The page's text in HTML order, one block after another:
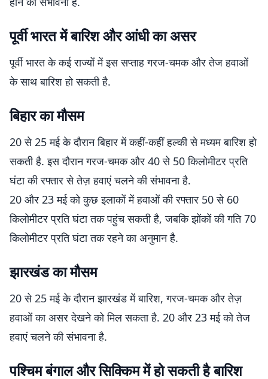
पूर्वी भारत में बारिश और आंधी का असर
पूर्वी भारत के कई राज्यों में इस सप्ताह गरज-चमक और तेज हवाओं
के साथ बारिश हो सकती है.
बिहार का मौसम
20 से 25 मई के दौरान बिहार में कहीं-कहीं हल्की से मध्यम बारिश हो
सकती है. इस दौरान गरज-चमक और 40 से 50 किलोमीटर प्रति
घंटा की रफ्तार से तेज़ हवाएं चलने की संभावना है.
20 और 23 मई को कुछ इलाकों में हवाओं की रफ्तार 50 से 60
किलोमीटर प्रति घंटा तक पहुंच सकती है, जबकि झोंकों की गति 70
किलोमीटर प्रति घंटा तक रहने का अनुमान है.
झारखंड का मौसम
20 से 25 मई के दौरान झारखंड में बारिश, गरज-चमक और तेज़
हवाओं का असर देखने को मिल सकता है. 20 और 23 मई को तेज
हवाएं चलने की संभावना है.
पश्चिम बंगाल और सिक्किम में हो सकती है बारिश